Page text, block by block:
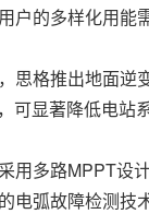
户的多样化用能
思格推出地面逆
可显著降低电站
用多路MPPT设
电弧故障检测技